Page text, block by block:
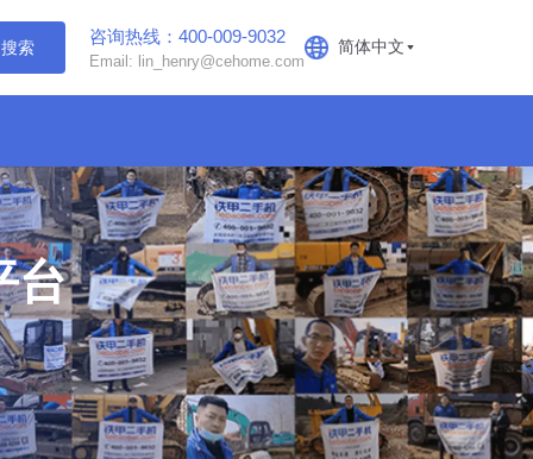
搜索
咨询热线：400-009-9032
Email: lin_henry@cehome.com
简体中文
台